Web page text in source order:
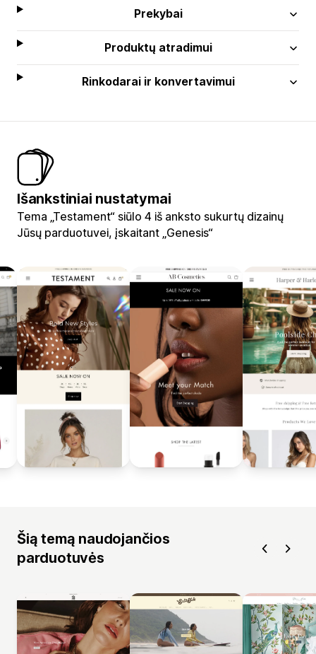
Prekybai
Produktų atradimui
Rinkodarai ir konvertavimui
Išankstiniai nustatymai
Tema „Testament“ siūlo 4 iš anksto sukurtų dizainų
Jūsų parduotuvei, įskaitant „Genesis“
Šią temą naudojančios
parduotuvės